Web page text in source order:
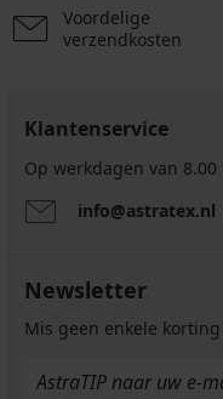
actie
€
GET20
GRATIS
8,79
Voordelige
verzendkosten
Klantenservice
Op werkdagen van
info@astratex.nl
Newsletter
Mis geen enkele korting